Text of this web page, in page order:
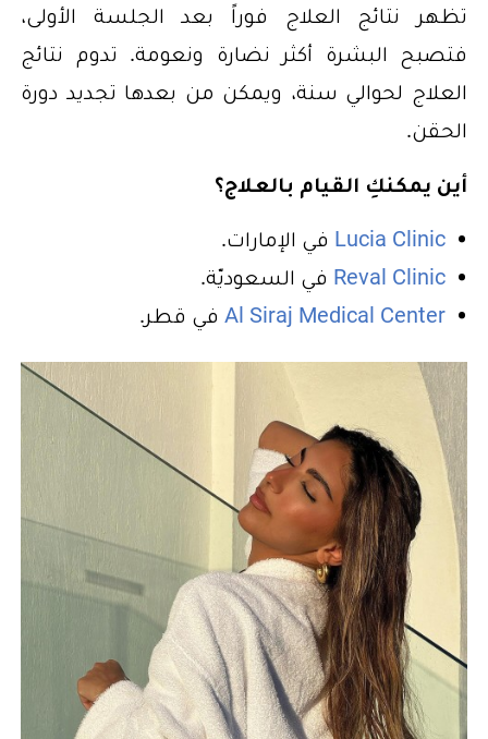
تظهر نتائج العلاج فوراً بعد الجلسة الأولى،
فتصبح البشرة أكثر نضارة ونعومة. تدوم نتائج
العلاج لحوالي سنة، ويمكن من بعدها تجديد دورة
الحقن.
أين يمكنكِ القيام بالعلاج؟
Lucia Clinic في الإمارات.
Reval Clinic في السعوديّة.
Al Siraj Medical Center في قطر.